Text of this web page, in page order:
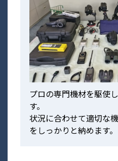
プロの専門機材を駆使
す。
状況に合わせて適切な
をしっかりと納めます。